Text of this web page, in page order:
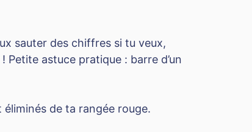
sauter des chiffres si tu veux,
astuce pratique : barre d’un
de ta rangée rouge.